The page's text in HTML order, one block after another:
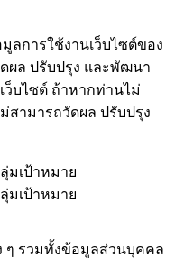
ลการใช้งานเว็บไซต์ของ
ผล ปรับปรุง และพัฒนา
บไซต์ ถ้าหากท่านไม่
สามารถวัดผล ปรับปรุง
มเป้าหมาย
มเป้าหมาย
ๆ รวมทั้งข้อมูลส่วนบุคคล